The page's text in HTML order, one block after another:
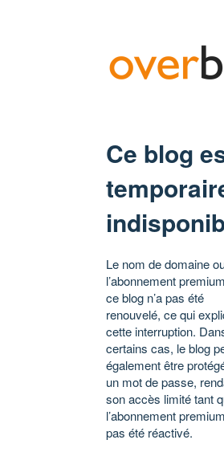
Ce blog
Le nom de domaine
l’abonnement
ce blog n’a pas été
renouvelé, ce qui
cette interruption.
certains cas, le blog
également être
un mot de passe,
son accès limité tant
l’abonnement
pas été réactivé.